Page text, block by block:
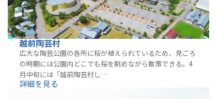
越前陶芸村
広大な陶芸公園の各所に桜が植えられているため、見ごろ
の時期には公園内どこでも桜を眺めながら散策できる。4
月中旬には「越前陶芸村し…
詳細を見る